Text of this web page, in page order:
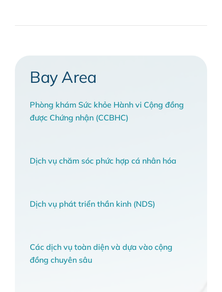
Bay Area
Phòng khám Sức khỏe Hành vi Cộng đồng
được Chứng nhận (CCBHC)
Dịch vụ chăm sóc phức hợp cá nhân hóa
Dịch vụ phát triển thần kinh (NDS)
Các dịch vụ toàn diện và dựa vào cộng
đồng chuyên sâu